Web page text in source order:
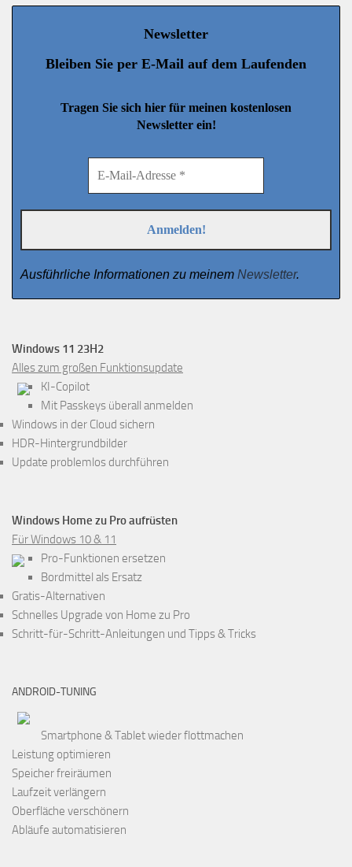
Newsletter
Bleiben Sie per E-Mail auf dem Laufenden
Tragen Sie sich hier für meinen kostenlosen
Newsletter ein!
Ausführliche Informationen zu meinem Newsletter.
Windows 11 23H2
Alles zum großen Funktionsupdate
KI-Copilot
Mit Passkeys überall anmelden
Windows in der Cloud sichern
HDR-Hintergrundbilder
Update problemlos durchführen
Windows Home zu Pro aufrüsten
Für Windows 10 & 11
Pro-Funktionen ersetzen
Bordmittel als Ersatz
Gratis-Alternativen
Schnelles Upgrade von Home zu Pro
Schritt-für-Schritt-Anleitungen und Tipps & Tricks
ANDROID-TUNING
Smartphone & Tablet wieder flottmachen
Leistung optimieren
Speicher freiräumen
Laufzeit verlängern
Oberfläche verschönern
Abläufe automatisieren